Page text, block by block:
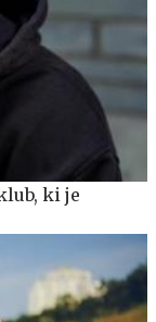
ki je